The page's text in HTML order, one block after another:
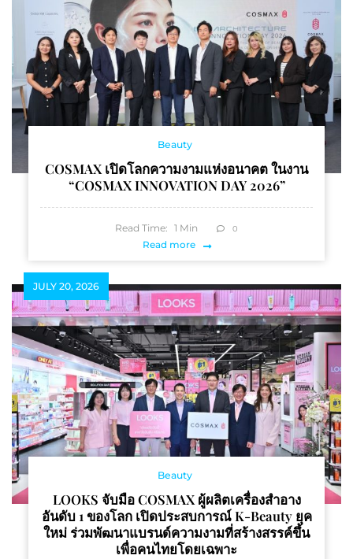
Beauty
COSMAX เปิดโลกความงามแห่งอนาคต ในงาน
“COSMAX INNOVATION DAY 2026”
Read Time: 1 Min 0
Read more
JULY 20, 2026
Beauty
LOOKS จับมือ COSMAX ผู้ผลิตเครื่องสำอาง
อันดับ 1 ของโลก เปิดประสบการณ์ K-Beauty ยุค
ใหม่ ร่วมพัฒนาแบรนด์ความงามที่สร้างสรรค์ขึ้น
เพื่อคนไทยโดยเฉพาะ